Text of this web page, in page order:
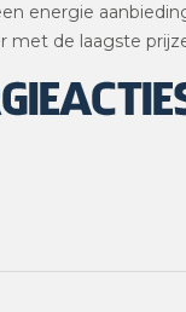
energie
met de laagste